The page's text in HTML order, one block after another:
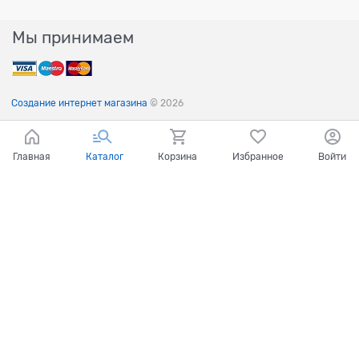
Мы принимаем
Создание интернет магазина © 2026
Главная Каталог Корзина Избранное Войти